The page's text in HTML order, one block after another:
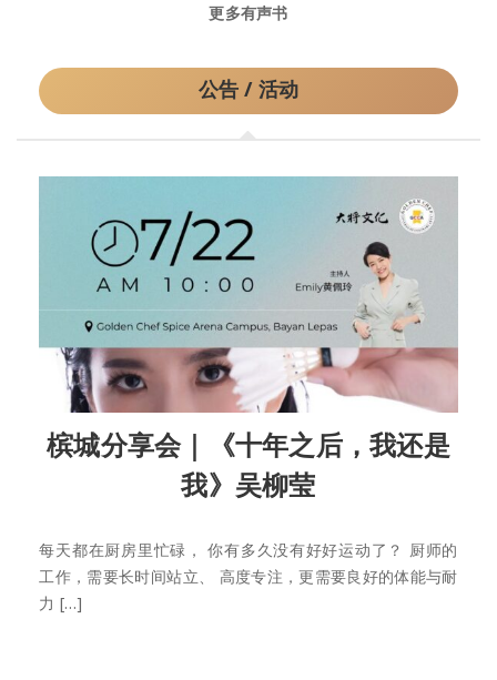
更多有声书
公告 / 活动
槟城分享会｜《十年之后，我还是
我》吴柳莹
每天都在厨房里忙碌， 你有多久没有好好运动了？ 厨师的
工作，需要长时间站立、 高度专注，更需要良好的体能与耐
力 […]